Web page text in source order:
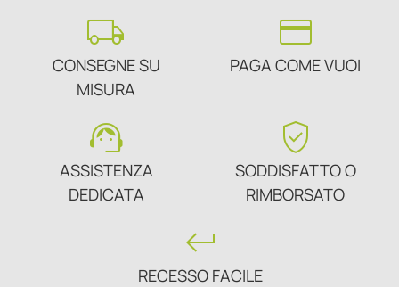
local_shipping
CONSEGNE SU
MISURA
credit_card
PAGA COME VUOI
support_agent
ASSISTENZA
DEDICATA
verified_user
SODDISFATTO O
RIMBORSATO
keyboard_return
RECESSO FACILE